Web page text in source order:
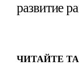
развитие
ЧИТАЙТЕ